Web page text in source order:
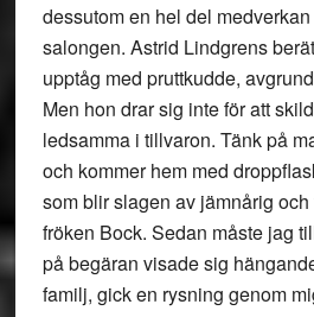
dessutom en hel del
salongen. Astrid Lindgrens
upptåg med pruttkudde,
Men hon drar sig inte för att
ledsamma i tillvaron. Tänk på
och kommer hem med
som blir slagen av jämnårig
fröken Bock. Sedan måste jag
på begäran visade sig
familj, gick en rysning genom